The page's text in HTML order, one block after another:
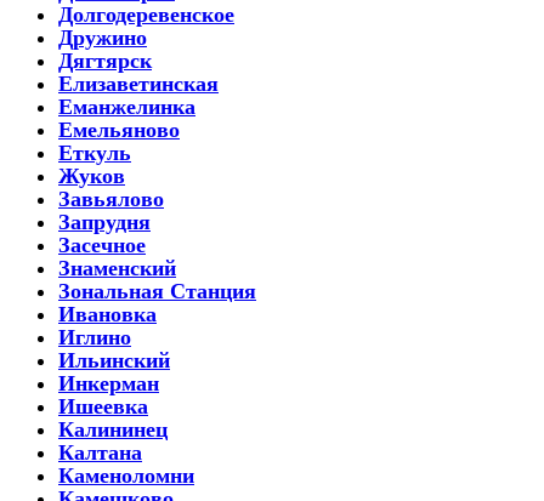
Долгодеревенское
Дружино
Дягтярск
Елизаветинская
Еманжелинка
Емельяново
Еткуль
Жуков
Завьялово
Запрудня
Засечное
Знаменский
Зональная Станция
Ивановка
Иглино
Ильинский
Инкерман
Ишеевка
Калининец
Калтана
Каменоломни